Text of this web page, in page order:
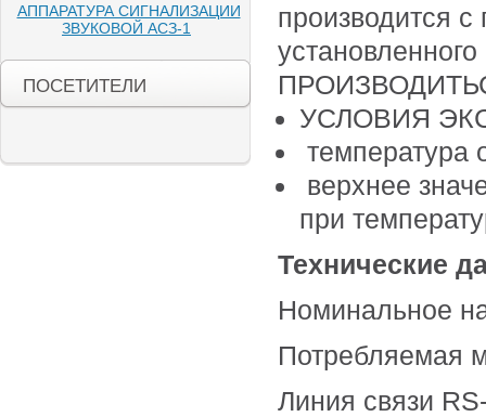
АППАРАТУРА СИГНАЛИЗАЦИИ
ЗВУКОВОЙ АСЗ-1
ПОСЕТИТЕЛИ
производится
УСЛОВИЯ
температура
верхнее
при
Технические
Номинальное
Потребляемая
Линия связи